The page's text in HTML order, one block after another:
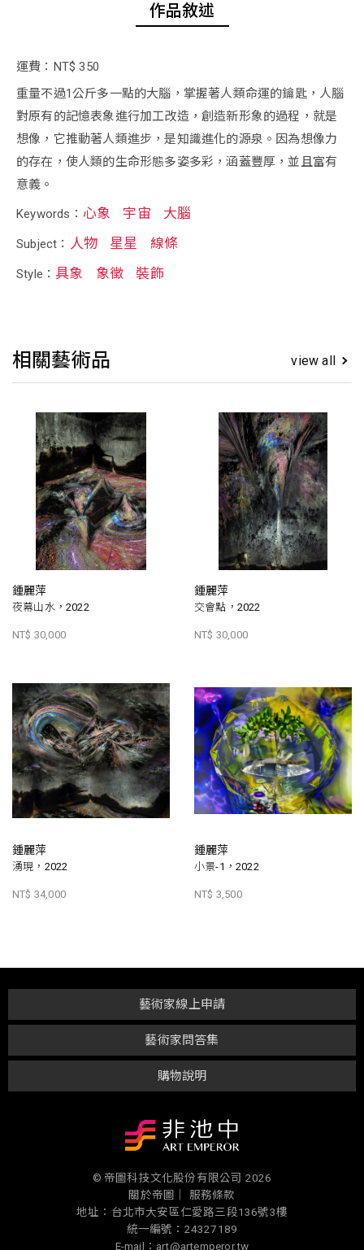
作品敘述
運費：NT$ 350
重量不過1公斤多一點的大腦，掌握著人類命運的鑰匙，人腦
對原有的記憶表象進行加工改造，創造新形象的過程，就是
想像，它推動著人類進步，是知識進化的源泉。因為想像力
的存在，使人類的生命形態多姿多彩，涵蓋豐厚，並且富有
意義。
Keywords： 心象 宇宙 大腦
Subject： 人物 星星 線條
Style： 具象 象徵 裝飾
相關藝術品 view all
鍾麗萍
夜幕山水，2022
NT$ 30,000
鍾麗萍
交會點，2022
NT$ 30,000
鍾麗萍
湧現，2022
NT$ 34,000
鍾麗萍
小景-1，2022
NT$ 3,500
購物說明
藝術家問答集
藝術家線上申請
© 帝圖科技文化股份有限公司 2026
關於帝圖｜
服務條款
地址：台北市大安區仁愛路三段136號3樓
統一編號：24327189
E-mail：art@artemperor.tw